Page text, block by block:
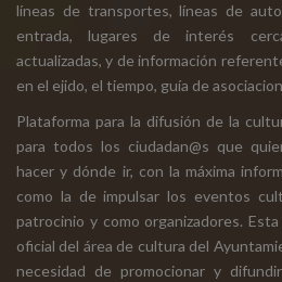
líneas de transportes, líneas de
entrada, lugares de interés
actualizadas, y de información
en el ejido, el tiempo, guía de
Plataforma para la difusión de la
para todos los ciudadan@s que
hacer y dónde ir, con la máxima
como la de impulsar los eventos
patrocinio y como organizadores.
oficial del área de cultura del
necesidad de promocionar y